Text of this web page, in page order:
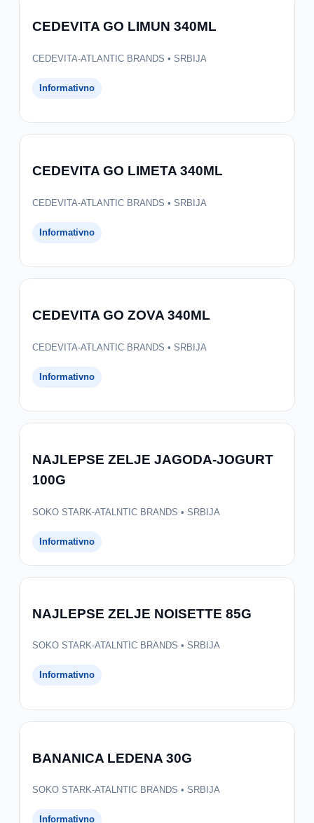
CEDEVITA GO LIMUN 340ML
CEDEVITA-ATLANTIC BRANDS • SRBIJA
Informativno
CEDEVITA GO LIMETA 340ML
CEDEVITA-ATLANTIC BRANDS • SRBIJA
Informativno
CEDEVITA GO ZOVA 340ML
CEDEVITA-ATLANTIC BRANDS • SRBIJA
Informativno
NAJLEPSE ZELJE JAGODA-JOGURT
100G
SOKO STARK-ATALNTIC BRANDS • SRBIJA
Informativno
NAJLEPSE ZELJE NOISETTE 85G
SOKO STARK-ATALNTIC BRANDS • SRBIJA
Informativno
BANANICA LEDENA 30G
SOKO STARK-ATALNTIC BRANDS • SRBIJA
Informativno